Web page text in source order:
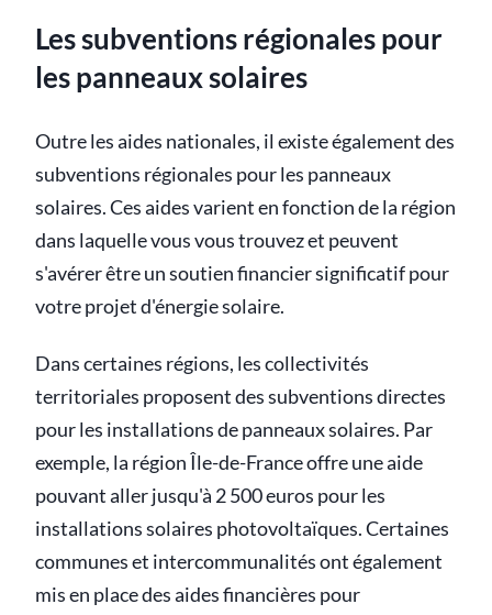
Les subventions régionales pour
les panneaux solaires
Outre les aides nationales, il existe également des
subventions régionales pour les panneaux
solaires. Ces aides varient en fonction de la région
dans laquelle vous vous trouvez et peuvent
s'avérer être un soutien financier significatif pour
votre projet d'énergie solaire.
Dans certaines régions, les collectivités
territoriales proposent des subventions directes
pour les installations de panneaux solaires. Par
exemple, la région Île-de-France offre une aide
pouvant aller jusqu'à 2 500 euros pour les
installations solaires photovoltaïques. Certaines
communes et intercommunalités ont également
mis en place des aides financières pour